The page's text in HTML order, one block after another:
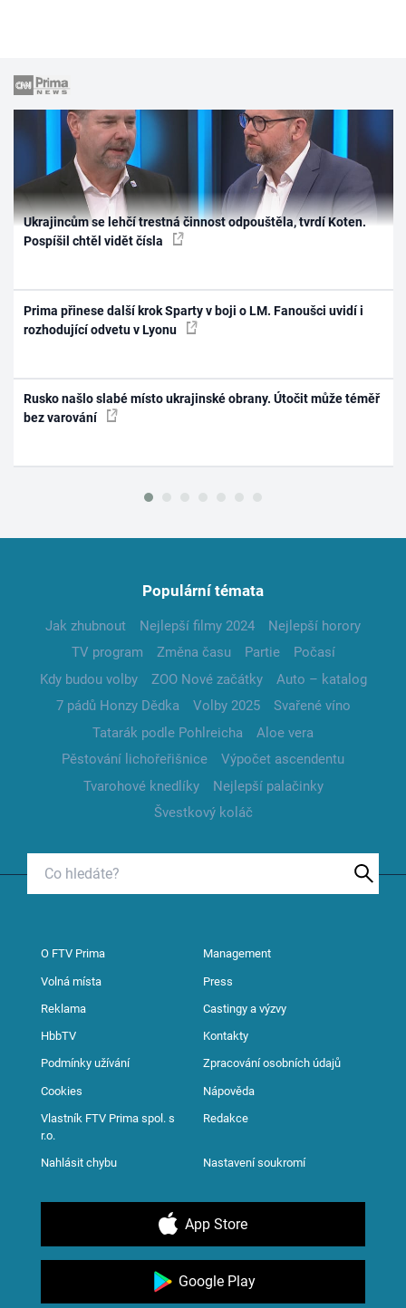
Ukrajincům se lehčí trestná činnost odpouštěla, tvrdí Koten.
Pospíšil chtěl vidět čísla
Prima přinese další krok Sparty v boji o LM. Fanoušci uvidí i
rozhodující odvetu v Lyonu
Rusko našlo slabé místo ukrajinské obrany. Útočit může téměř
bez varování
Populární témata
Jak zhubnout Nejlepší filmy 2024
Nejlepší horory
TV program
Změna času Partie
Počasí
Kdy budou volby
ZOO Nové začátky
Auto – katalog
7 pádů Honzy Dědka
Volby 2025
Svařené víno
Tatarák podle Pohlreicha
Aloe vera
Pěstování lichořeřišnice
Výpočet ascendentu
Tvarohové knedlíky
Nejlepší palačinky
Švestkový koláč
O FTV Prima Management
Volná místa Press
Reklama Castingy a výzvy
HbbTV Kontakty
Podmínky užívání Zpracování osobních údajů
Cookies Nápověda
Vlastník FTV Prima spol. s
r.o.
Redakce
Nahlásit chybu Nastavení soukromí
App Store
Google Play